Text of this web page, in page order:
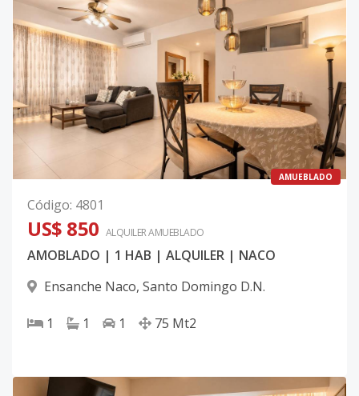
AMUEBLADO
Código: 4801
US$ 850 ALQUILERAMUEBLADO
AMOBLADO | 1 HAB | ALQUILER | NACO
Ensanche Naco, Santo Domingo D.N.
1 1 1 75 Mt2